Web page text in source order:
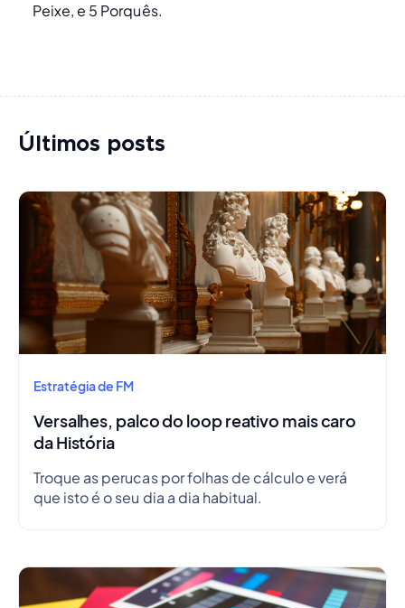
Peixe, e 5 Porquês.
Últimos posts
Estratégia de FM
Versalhes, palco do loop reativo mais caro
da História
Troque as perucas por folhas de cálculo e verá
que isto é o seu dia a dia habitual.